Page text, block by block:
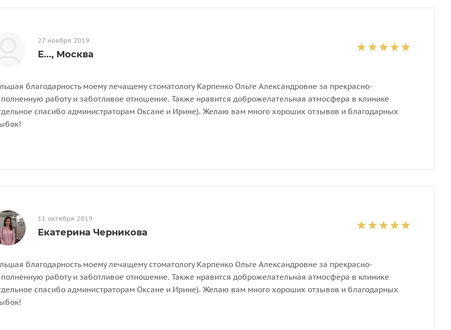
27 ноября 2019
Е..., Москва
благодарность моему лечащему стоматологу Карпенко Ольге Александровне за прекрасно-
работу и заботливое отношение. Также нравится доброжелательная атмосфера в клинике
спасибо администраторам Оксане и Ирине). Желаю вам много хороших отзывов и благодарных
11 октября 2019
Екатерина Черникова
благодарность моему лечащему стоматологу Карпенко Ольге Александровне за прекрасно-
работу и заботливое отношение. Также нравится доброжелательная атмосфера в клинике
спасибо администраторам Оксане и Ирине). Желаю вам много хороших отзывов и благодарных